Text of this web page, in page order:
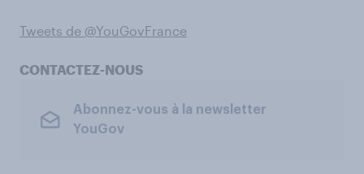
Tweets de @YouGovFrance
CONTACTEZ-NOUS
Abonnez-vous à la newsletter
YouGov